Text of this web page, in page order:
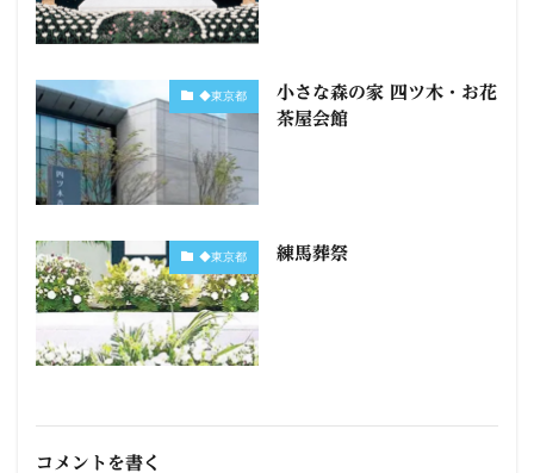
◆東京都
小さな森の家 四ツ木・お花
茶屋会館
◆東京都 練馬葬祭
コメントを書く